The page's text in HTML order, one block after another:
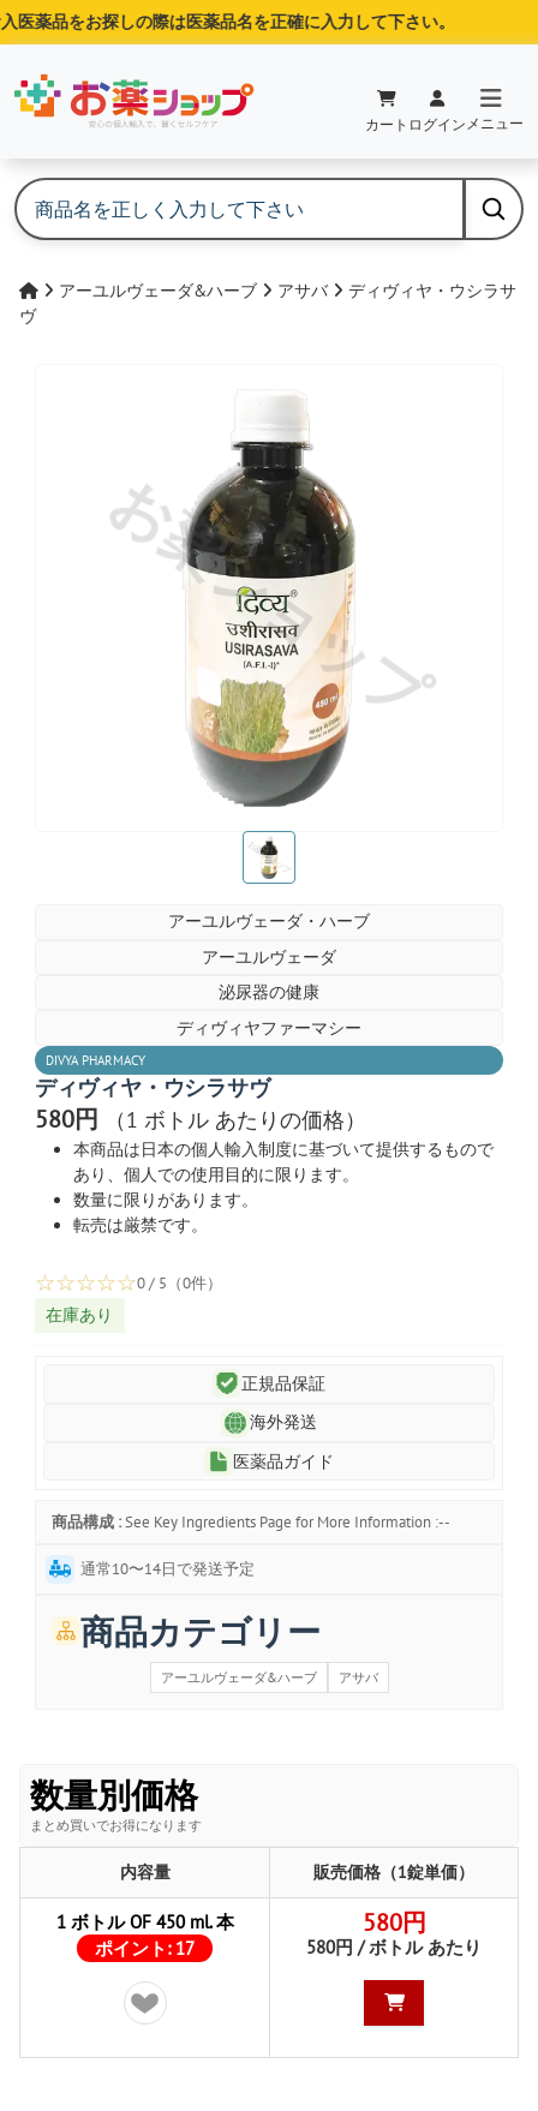
薬品をお探しの際は医薬品名を正確に入力して下さい。
カート ログイン メニュー
アーユルヴェーダ&ハーブ アサバ
ディヴィヤ・ウシラサ
ヴ
お薬ショップ
お薬ショップ
アーユルヴェーダ・ハーブ
アーユルヴェーダ
泌尿器の健康
ディヴィヤファーマシー
DIVYA PHARMACY
ディヴィヤ・ウシラサヴ
580円 （1 ボトル あたりの価格）
本商品は日本の個人輸入制度に基づいて提供するもので
あり、個人での使用目的に限ります。
数量に限りがあります。
転売は厳禁です。
☆☆☆☆☆0 / 5（0件）
在庫あり
正規品保証
海外発送
医薬品ガイド
商品構成 : See Key Ingredients Page for More Information :--
通常10〜14日で発送予定
商品カテゴリー
アーユルヴェーダ&ハーブ アサバ
数量別価格
まとめ買いでお得になります
内容量 販売価格（1錠単価）
1 ボトル OF 450 ml. 本
ポイント: 17
580円
580円 / ボトル あたり